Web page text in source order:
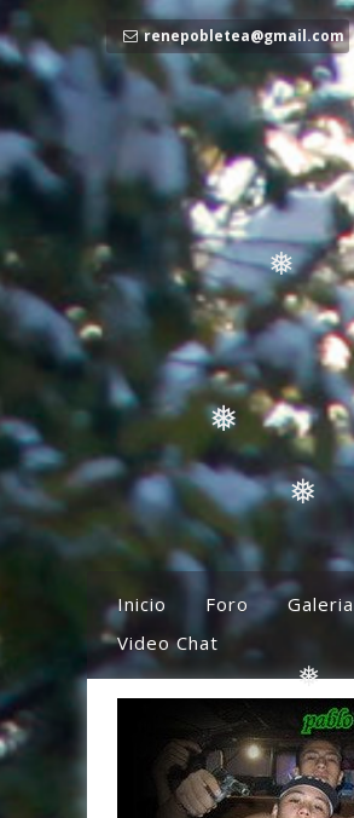
❅
❅
❅
contenido
renepobletea@gmail.com
Inicio Foro Galeria
Video Chat